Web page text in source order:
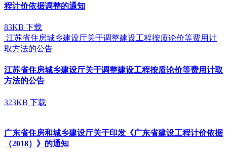
程计价依据调整的通知
83KB 下载
江苏省住房城乡建设厅关于调整建设工程按质论价等费用计
取方法的公告
江苏省住房城乡建设厅关于调整建设工程按质论价等费用计取
方法的公告
323KB 下载
广东省住房和城乡建设厅关于印发《广东省建设工程计价依据
（2018）》的通知